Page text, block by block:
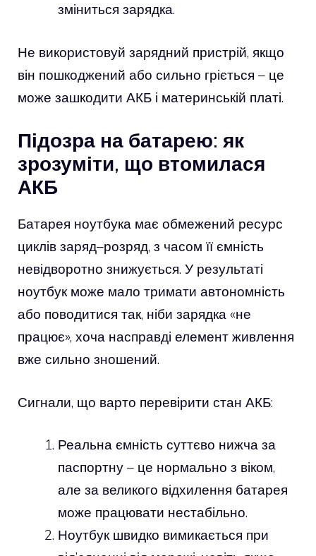
зміниться зарядка.
Не використовуй зарядний пристрій, якщо
він пошкоджений або сильно гріється – це
може зашкодити АКБ і материнській платі.
Підозра на батарею: як
зрозуміти, що втомилася
АКБ
Батарея ноутбука має обмежений ресурс
циклів заряд–розряд, з часом її ємність
невідворотно знижується. У результаті
ноутбук може мало тримати автономність
або поводитися так, ніби зарядка «не
працює», хоча насправді елемент живлення
вже сильно зношений.
Сигнали, що варто перевірити стан АКБ:
Реальна ємність суттєво нижча за
паспортну – це нормально з віком,
але за великого відхилення батарея
може працювати нестабільно.
Ноутбук швидко вимикається при